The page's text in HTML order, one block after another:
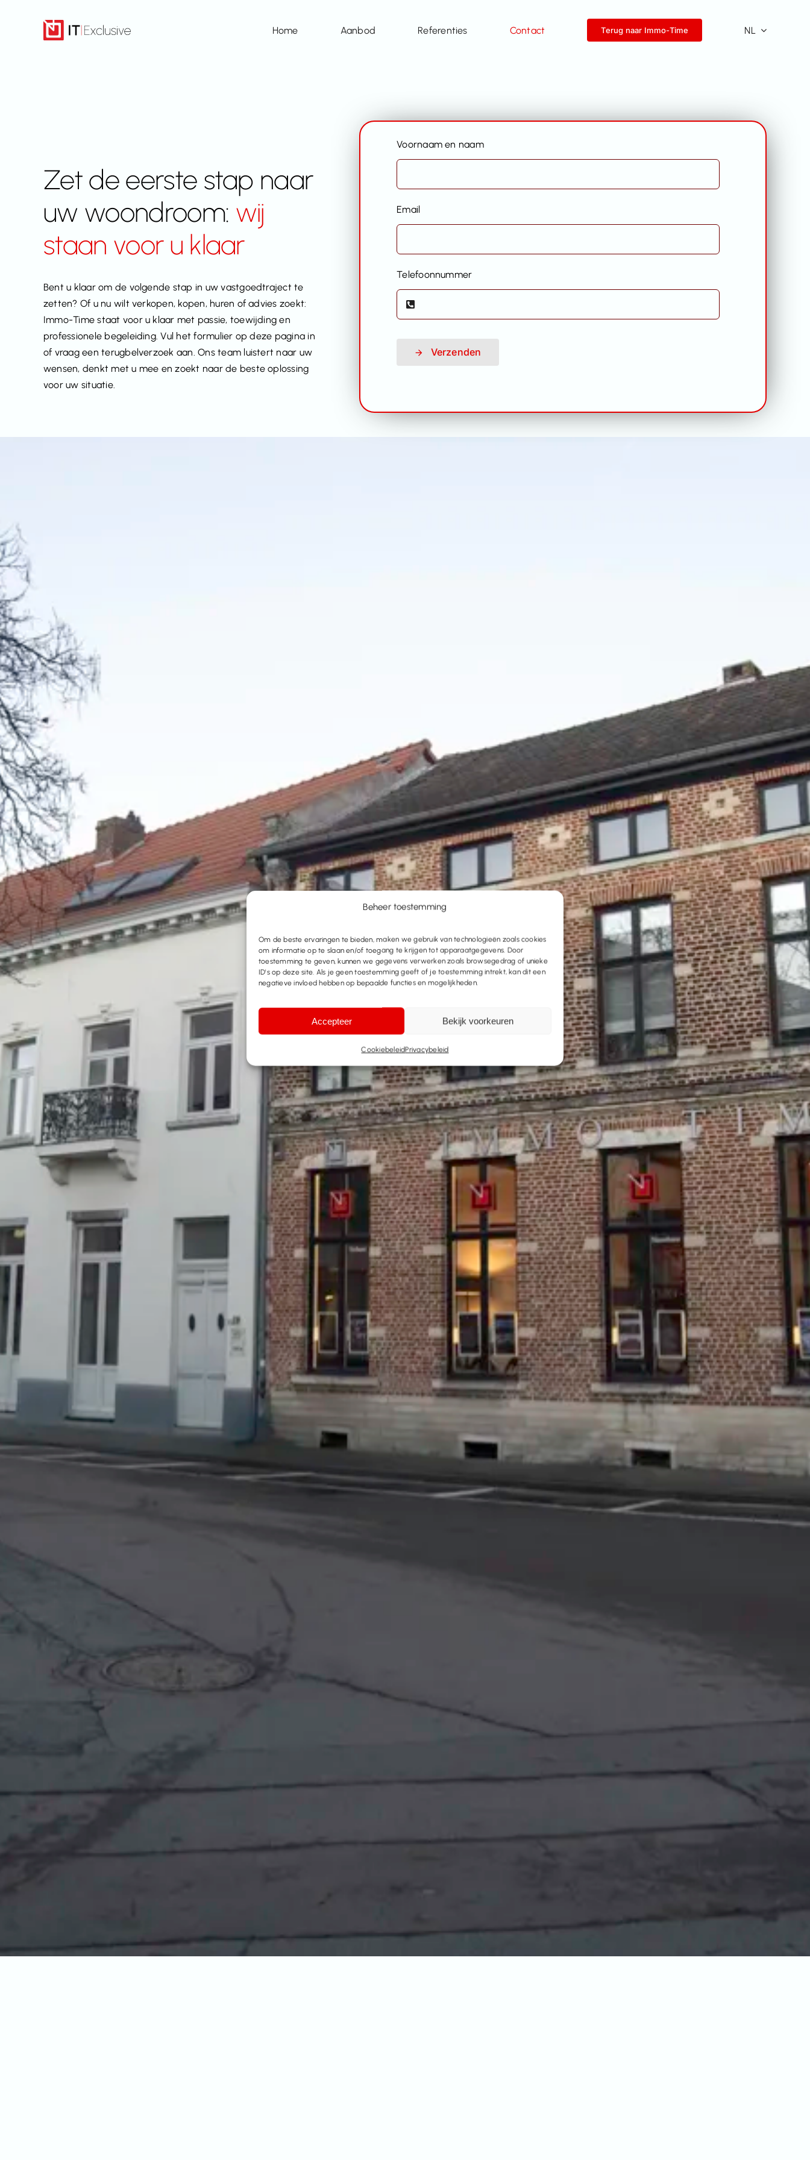
Beheer toestemming
Om de beste ervaringen te bieden, maken we gebruik van technologieën zoals cookies
om informatie op te slaan en/of toegang te krijgen tot apparaatgegevens. Door
toestemming te geven, kunnen we gegevens verwerken zoals browsegedrag of unieke
ID's op deze site. Als je geen toestemming geeft of je toestemming intrekt, kan dit een
negatieve invloed hebben op bepaalde functies en mogelijkheden.
Accepteer Bekijk voorkeuren
CookiebeleidPrivacybeleid
Home Aanbod Referenties Contact Terug naar Immo-Time NL
Zet de eerste stap naar
uw woondroom: wij
staan voor u klaar
Bent u klaar om de volgende stap in uw vastgoedtraject te
zetten? Of u nu wilt verkopen, kopen, huren of advies zoekt:
Immo-Time staat voor u klaar met passie, toewijding en
professionele begeleiding. Vul het formulier op deze pagina in
of vraag een terugbelverzoek aan. Ons team luistert naar uw
wensen, denkt met u mee en zoekt naar de beste oplossing
voor uw situatie.
Voornaam en naam
Email
Telefoonnummer
Verzenden